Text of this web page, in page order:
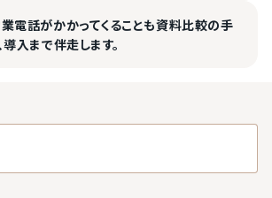
電話がかかってくることも資料比較の手
導入まで伴走します。